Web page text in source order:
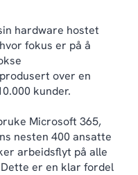
hardware hostet
fokus er på å
over en
kunder.
Microsoft 365,
nesten 400 ansatte
arbeidsflyt på alle
er en klar fordel